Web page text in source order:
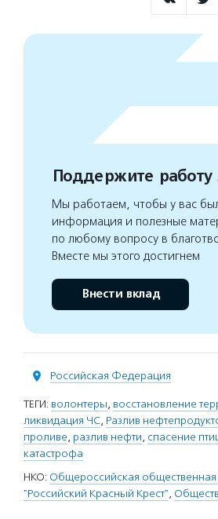
Поддержите
Мы работаем, чтобы у вас
информация и полезные
по любому вопросу в
Вместе мы этого достигнем
Внести вклад
Российская Федерация
ТЕГИ: волонтеры, восстановление
ликвидация ЧС, Разлив
проливе, разлив нефти, спасение
катастрофа
НКО: Общероссийская общественная
"Российский Красный Крест",